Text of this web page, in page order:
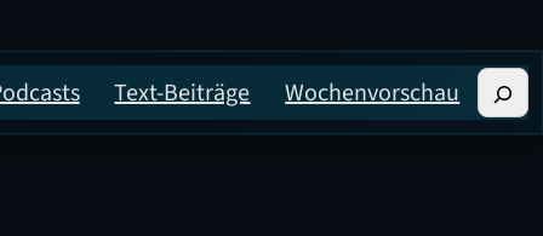
Text-Beiträge Wochenvorschau